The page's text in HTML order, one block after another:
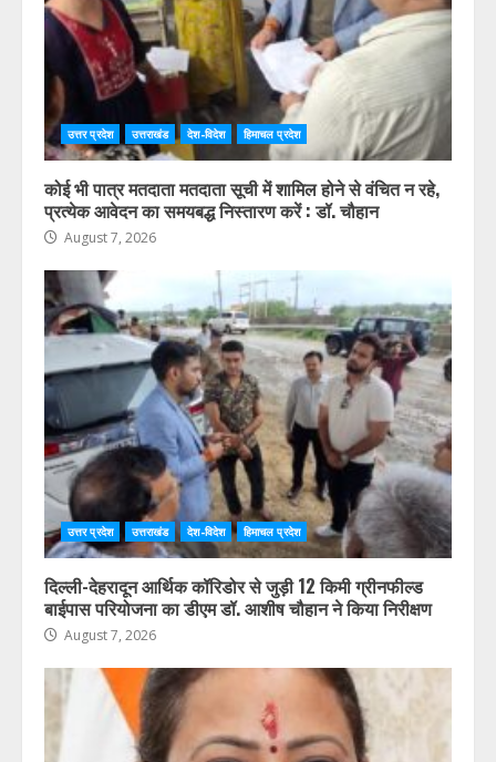
उत्तर प्रदेश उत्तराखंड देश-विदेश हिमाचल प्रदेश
कोई भी पात्र मतदाता मतदाता सूची में शामिल होने से वंचित न रहे,
प्रत्येक आवेदन का समयबद्ध निस्तारण करें : डॉ. चौहान
August 7, 2026
उत्तर प्रदेश उत्तराखंड देश-विदेश हिमाचल प्रदेश
दिल्ली-देहरादून आर्थिक कॉरिडोर से जुड़ी 12 किमी ग्रीनफील्ड
बाईपास परियोजना का डीएम डॉ. आशीष चौहान ने किया निरीक्षण
August 7, 2026